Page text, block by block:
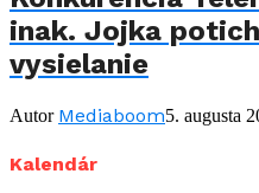
inak. Jojka
vysielanie
Autor Mediaboom5. augusta
Kalendár